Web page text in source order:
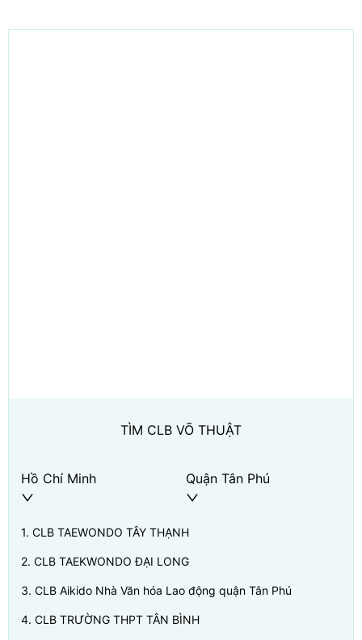
TÌM CLB VÕ THUẬT
Hồ Chí Minh Quận Tân Phú
1. CLB TAEWONDO TÂY THẠNH
2. CLB TAEKWONDO ĐẠI LONG
3. CLB Aikido Nhà Văn hóa Lao động quận Tân Phú
4. CLB TRƯỜNG THPT TÂN BÌNH